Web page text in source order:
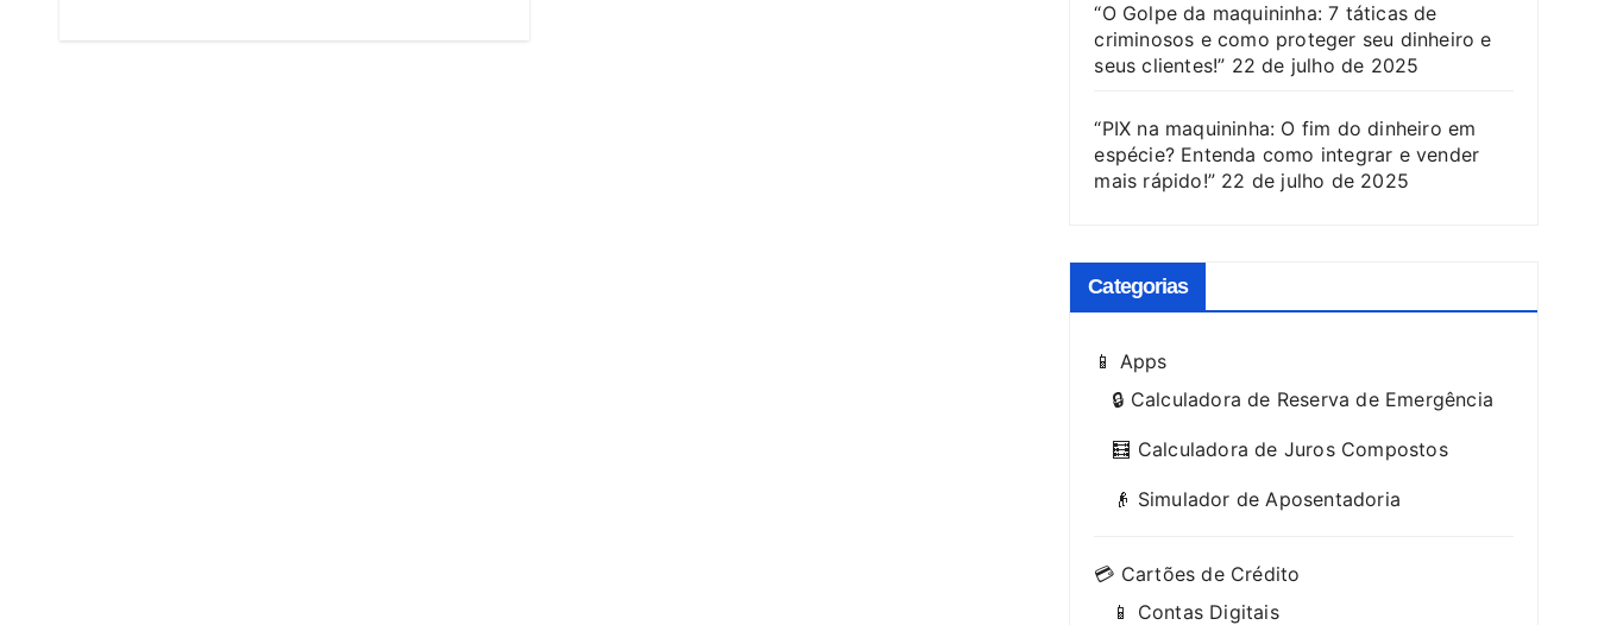
“O Golpe da maquininha: 7 táticas de
criminosos e como proteger seu dinheiro e
seus clientes!” 22 de julho de 2025
“PIX na maquininha: O fim do dinheiro em
espécie? Entenda como integrar e vender
mais rápido!” 22 de julho de 2025
Categorias
📱 Apps
🔒 Calculadora de Reserva de Emergência
🧮 Calculadora de Juros Compostos
👴 Simulador de Aposentadoria
💳 Cartões de Crédito
📱 Contas Digitais